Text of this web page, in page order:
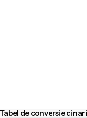
Tabel de conversie